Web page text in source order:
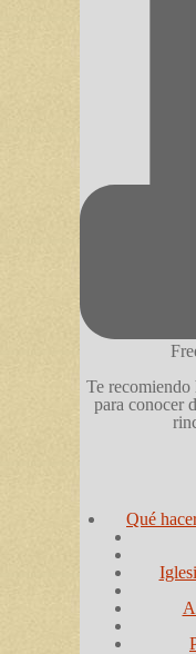
Te recomiendo
para conocer
Qué